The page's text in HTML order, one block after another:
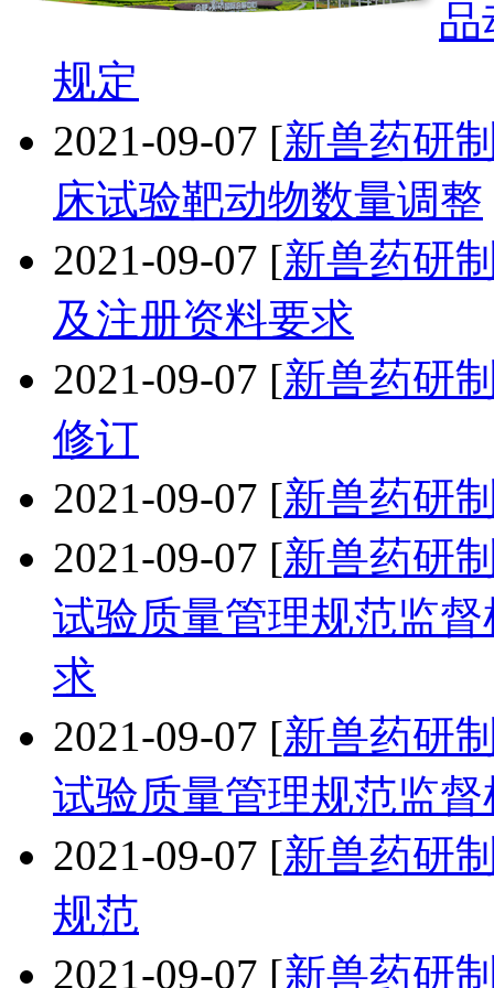
品
规定
2021-09-07 [新兽药研
床试验靶动物数量调整
2021-09-07 [新兽药研
及注册资料要求
2021-09-07 [新兽药研
修订
2021-09-07 [新兽药研
2021-09-07 [新兽药研
试验质量管理规范监
求
2021-09-07 [新兽药研
试验质量管理规范监
2021-09-07 [新兽药研
规范
2021-09-07 [新兽药研